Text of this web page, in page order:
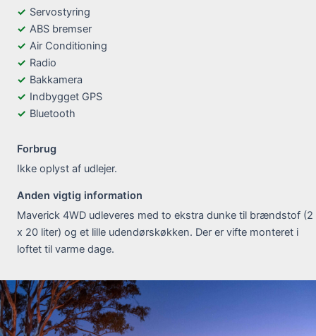
Servostyring
ABS bremser
Air Conditioning
Radio
Bakkamera
Indbygget GPS
Bluetooth
Forbrug
Ikke oplyst af udlejer.
Anden vigtig information
Maverick 4WD udleveres med to ekstra dunke til brændstof (2
x 20 liter) og et lille udendørskøkken. Der er vifte monteret i
loftet til varme dage.